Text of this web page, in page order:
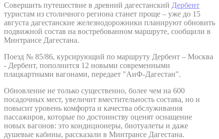
Совершить путешествие в древний дагестанский Дербент
туристам из столичного региона станет проще – уже до 15
августа дагестанские железнодорожники планируют обновить
подвижной состав на востребованном маршруте, сообщили в
Минтрансе Дагестана.
Поезд № 85/86, курсирующий по маршруту Дербент – Москва
- Дербент, пополнится 12 новыми современными
плацкартными вагонами, передает "АиФ-Дагестан".
Обновление не только существенно, более чем на 600
посадочных мест, увеличит вместительность состава, но и
повысит уровень комфорта и качества обслуживания
пассажиров, которые по достоинству оценят оснащение
новых вагонов: это кондиционеры, биотуалеты и даже
душевые кабины, рассказали в Минтрансе Дагестана.